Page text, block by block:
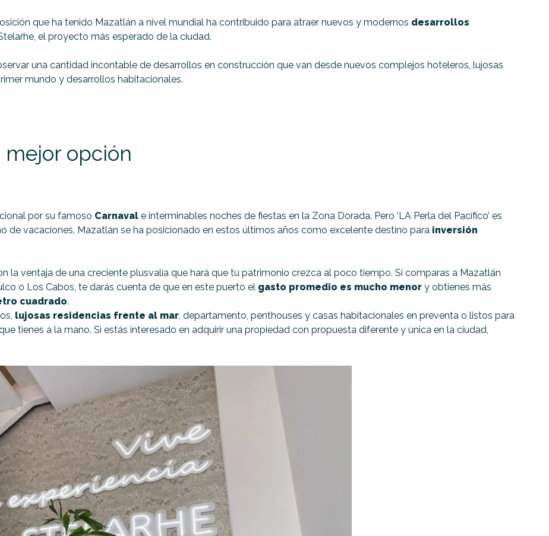
que ha tenido Mazatlán a nivel mundial ha contribuido para atraer nuevos y modernos desarrollos
el proyecto más esperado de la ciudad.
una cantidad incontable de desarrollos en construcción que van desde nuevos complejos hoteleros, lujosas
mundo y desarrollos habitacionales.
mejor opción
por su famoso Carnaval e interminables noches de fiestas en la Zona Dorada. Pero ‘LA Perla del Pacífico’ es
de vacaciones, Mazatlán se ha posicionado en estos últimos años como excelente destino para inversión
la ventaja de una creciente plusvalía que hará que tu patrimonio crezca al poco tiempo. Si comparas a Mazatlán
o Los Cabos, te darás cuenta de que en este puerto el gasto promedio es mucho menor y obtienes más
cuadrado.
lujosas residencias frente al mar, departamento, penthouses y casas habitacionales en preventa o listos para
tienes a la mano. Si estás interesado en adquirir una propiedad con propuesta diferente y única en la ciudad,